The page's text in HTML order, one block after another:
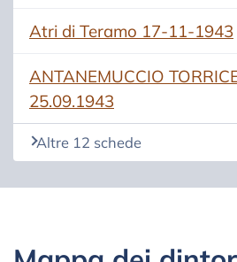
Atri di Teramo 17-11-1943
(si apre in una nuova
ANTANEMUCCIO
25.09.1943
(si apre in una nuova
Altre 12 schede